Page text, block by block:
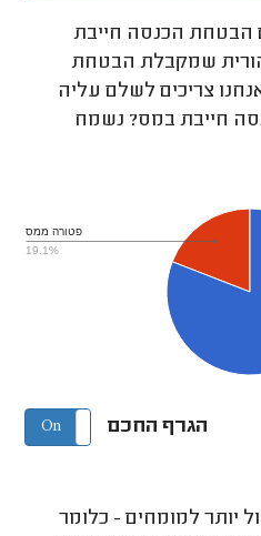
הבטחת הכנסה חייבת
שמקבלת הבטחת
צריכים לשלם עליה
חייבת במס? נשמח
פטורה ממס
19.1%
הגרף החכם On Off
יותר למומחים - כלומר